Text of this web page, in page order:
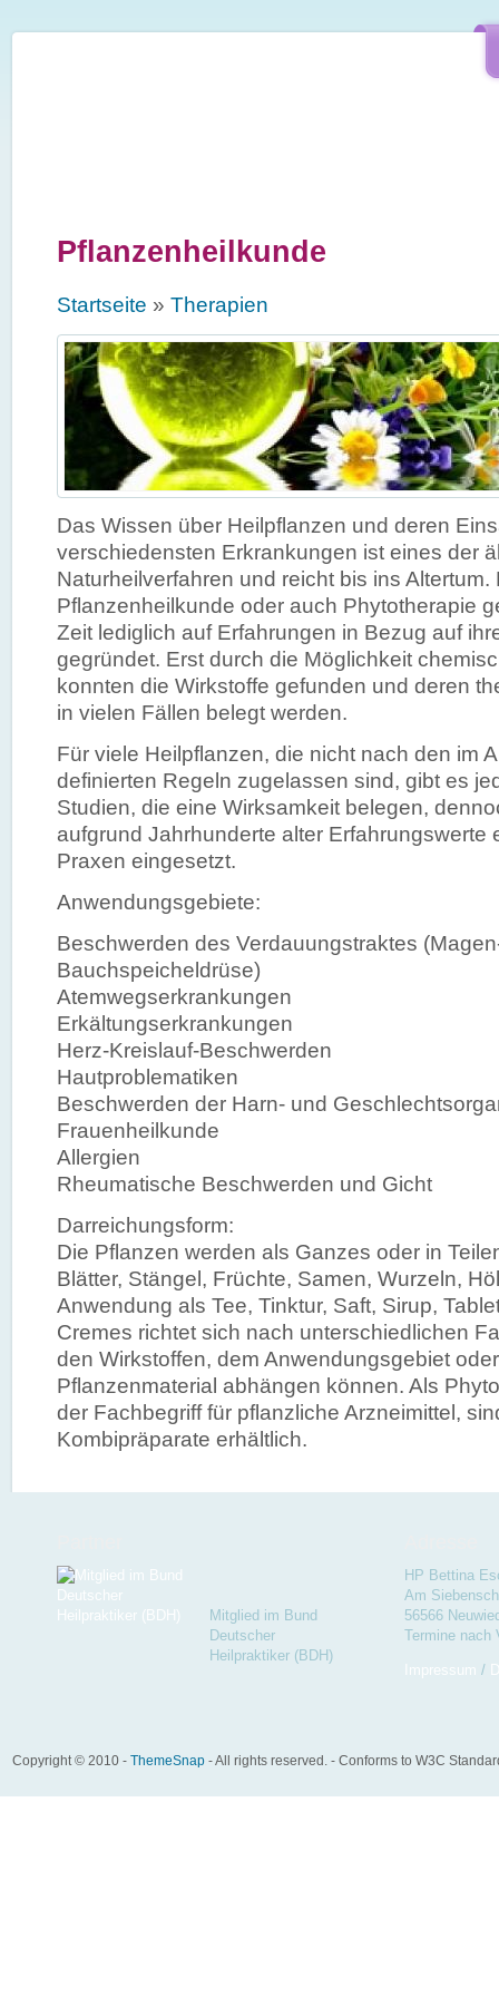
Pflanzenheilkunde
Sie sind hier
Startseite » Therapien
Das Wissen über Heilpflanzen und deren
verschiedensten Erkrankungen ist eines der
Naturheilverfahren und reicht bis ins Altertum.
Pflanzenheilkunde oder auch Phytotherapie
Zeit lediglich auf Erfahrungen in Bezug auf
gegründet. Erst durch die Möglichkeit
konnten die Wirkstoffe gefunden und deren
in vielen Fällen belegt werden.
Für viele Heilpflanzen, die nicht nach den im
definierten Regeln zugelassen sind, gibt es
Studien, die eine Wirksamkeit belegen,
aufgrund Jahrhunderte alter Erfahrungswerte
Praxen eingesetzt.
Anwendungsgebiete:
Beschwerden des Verdauungstraktes
Bauchspeicheldrüse)
Atemwegserkrankungen
Erkältungserkrankungen
Herz-Kreislauf-Beschwerden
Hautproblematiken
Beschwerden der Harn- und
Frauenheilkunde
Allergien
Rheumatische Beschwerden und Gicht
Darreichungsform:
Die Pflanzen werden als Ganzes oder in
Blätter, Stängel, Früchte, Samen, Wurzeln,
Anwendung als Tee, Tinktur, Saft, Sirup,
Cremes richtet sich nach unterschiedlichen
den Wirkstoffen, dem Anwendungsgebiet
Pflanzenmaterial abhängen können. Als
der Fachbegriff für pflanzliche Arzneimittel,
Kombipräparate erhältlich.
Mitglied im Bund
Deutscher
Heilpraktiker (BDH)
HP Bettina
Am
56566
Termine nach
Impressum /
Copyright © 2010 - ThemeSnap - All rights reserved. - Conforms to W3C